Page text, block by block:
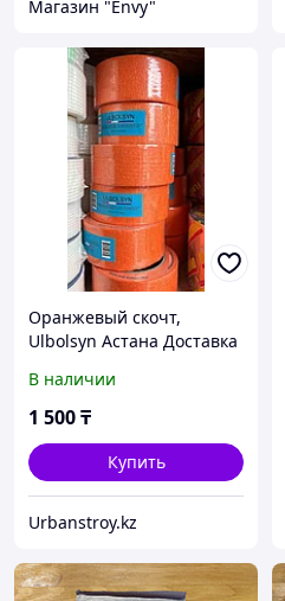
Магазин "Envy"
Оранжевый скочт,
Ulbolsyn Астана Доставка
В наличии
1 500₸
Купить
Urbanstroy.kz